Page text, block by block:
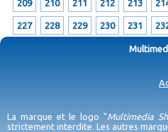
209 210 211 212 213
227 228 229 230 231
La marque et le logo "Multimedia
strictement interdite. Les autres